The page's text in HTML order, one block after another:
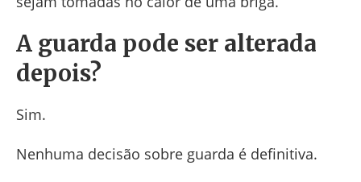
A guarda pode ser alterada
depois?
Sim.
Nenhuma decisão sobre guarda é definitiva.